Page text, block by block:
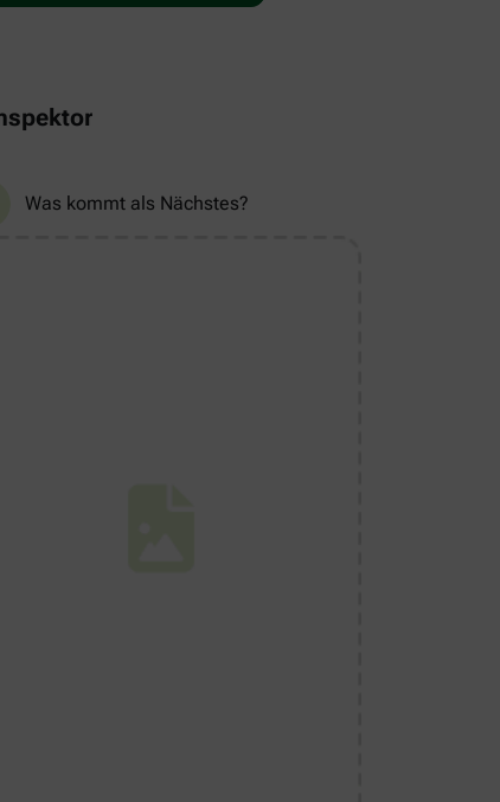
Was kommt als Nächstes?